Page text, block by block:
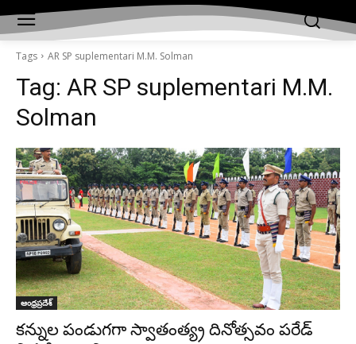
Tags AR SP suplementari M.M. Solman
Tag: AR SP suplementari M.M.
Solman
ఆంధ్రప్రదేశ్‌
కన్నుల పండుగగా స్వాతంత్య్ర దినోత్సవం పరేడ్